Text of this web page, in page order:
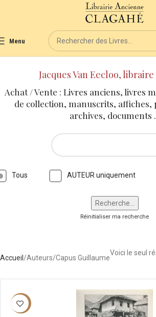
Menu
Jacques Van Eecloo,
Achat / Vente : Livres anciens, livres
de collection, manuscrits, affiches,
archives, documents
Tous AUTEUR uniquement
Réinitialiser ma recherche
Accueil Auteurs Capus Guillaume
Voici le seul
-40%